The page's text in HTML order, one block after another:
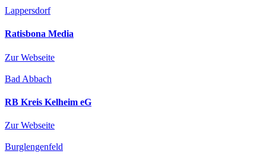
Lappersdorf
Ratisbona Media
Zur Webseite
Bad Abbach
RB Kreis Kelheim eG
Zur Webseite
Burglengenfeld